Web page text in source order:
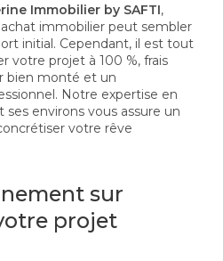
Immobilier by SAFTI,
immobilier peut sembler
initial. Cependant, il est tout
votre projet à 100 %, frais
bien monté et un
Notre expertise en
ses environs vous assure un
votre rêve
sur
projet